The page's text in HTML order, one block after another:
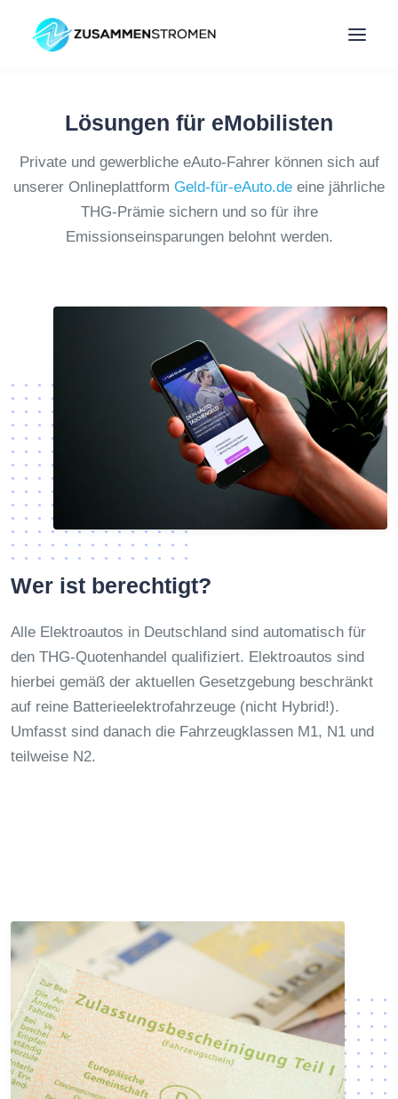
Lösungen für eMobilisten
Private und gewerbliche eAuto-Fahrer können sich auf
unserer Onlineplattform Geld-für-eAuto.de eine jährliche
THG-Prämie sichern und so für ihre
Emissionseinsparungen belohnt werden.
Wer ist berechtigt?
Alle Elektroautos in Deutschland sind automatisch für
den THG-Quotenhandel qualifiziert. Elektroautos sind
hierbei gemäß der aktuellen Gesetzgebung beschränkt
auf reine Batterieelektrofahrzeuge (nicht Hybrid!).
Umfasst sind danach die Fahrzeugklassen M1, N1 und
teilweise N2.